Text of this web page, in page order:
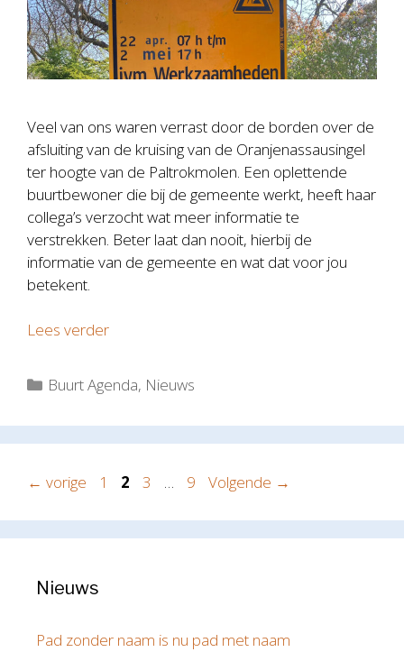
Veel van ons waren verrast door de borden over de
afsluiting van de kruising van de Oranjenassausingel
ter hoogte van de Paltrokmolen. Een oplettende
buurtbewoner die bij de gemeente werkt, heeft haar
collega’s verzocht wat meer informatie te
verstrekken. Beter laat dan nooit, hierbij de
informatie van de gemeente en wat dat voor jou
betekent.
Lees verder
Categorieën
Buurt Agenda, Nieuws
← vorige Pagina
1 Pagina
2 Pagina
3 … Pagina
9 Volgende →
Nieuws
Pad zonder naam is nu pad met naam